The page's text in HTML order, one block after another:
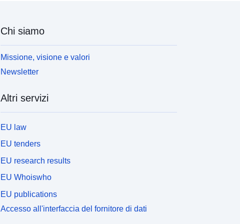
Chi siamo
Missione, visione e valori
Newsletter
Altri servizi
EU law
EU tenders
EU research results
EU Whoiswho
EU publications
Accesso all'interfaccia del fornitore di dati